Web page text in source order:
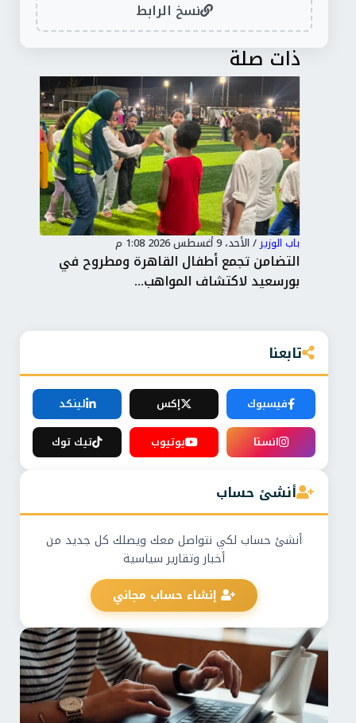
نسخ الرابط
ذات صلة
باب الوزير / الأحد، 9 أغسطس 2026 1:08 م
التضامن تجمع أطفال القاهرة ومطروح في
بورسعيد لاكتشاف المواهب...
تابعنا
فيسبوك إكس
لينكد
انستا
يوتيوب تيك توك
أنشئ حساب
أنشئ حساب لكي نتواصل معك ويصلك كل جديد من
أخبار وتقارير سياسية
إنشاء حساب مجاني